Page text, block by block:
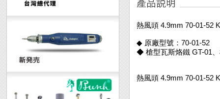
熱風頭 4.9mm 70-01-52
◆ 原廠型號：70-01-52
◆ 槍型瓦斯烙鐵 GT-01
熱風頭 4.9mm 70-01-52